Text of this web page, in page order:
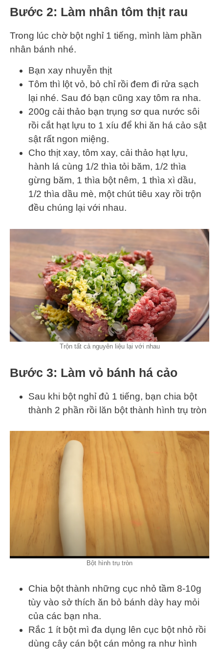
Bước 2: Làm nhân tôm thịt rau
Trong lúc chờ bột nghỉ 1 tiếng, mình làm phần
nhân bánh nhé.
Bạn xay nhuyễn thịt
Tôm thì lột vỏ, bỏ chỉ rồi đem đi rửa sạch
lại nhé. Sau đó bạn cũng xay tôm ra nha.
200g cải thảo bạn trụng sơ qua nước sôi
rồi cắt hạt lựu to 1 xíu để khi ăn há cảo sật
sật rất ngon miệng.
Cho thịt xay, tôm xay, cải thảo hạt lựu,
hành lá cùng 1/2 thìa tỏi băm, 1/2 thìa
gừng băm, 1 thìa bột nêm, 1 thìa xì dầu,
1/2 thìa dầu mè, một chút tiêu xay rồi trộn
đều chúng lại với nhau.
Trộn tất cả nguyên liệu lại với nhau
Bước 3: Làm vỏ bánh há cảo
Sau khi bột nghỉ đủ 1 tiếng, bạn chia bột
thành 2 phần rồi lăn bột thành hình trụ tròn
Bột hình trụ tròn
Chia bột thành những cục nhỏ tầm 8-10g
tùy vào sở thích ăn bỏ bánh dày hay mỏi
của các bạn nha.
Rắc 1 ít bột mì đa dụng lên cục bột nhỏ rồi
dùng cây cán bột cán mỏng ra như hình